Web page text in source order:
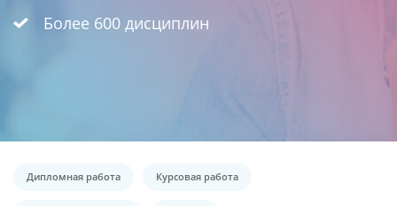
Более 600 дисциплин
Дипломная работа Курсовая работа